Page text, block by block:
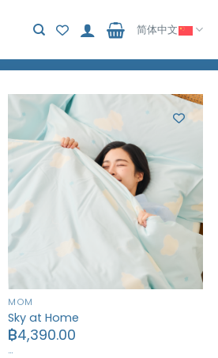
简体中文
MOM
Sky at Home
฿4,390.00
…